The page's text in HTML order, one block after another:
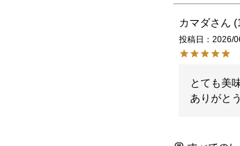
カマダ
投稿日 2026/
とても美
ありがと